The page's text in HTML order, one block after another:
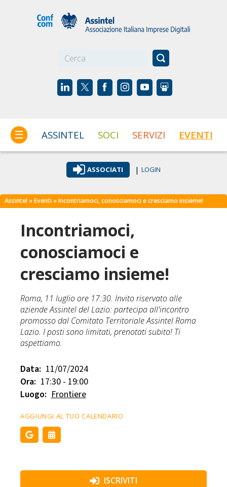
☰ ASSINTEL SOCI SERVIZI EVENTI
ASSOCIATI | LOGIN
Assintel »Eventi » Incontriamoci, conosciamoci e cresciamo insieme!
Incontriamoci,
conosciamoci e
cresciamo insieme!
Roma, 11 luglio ore 17:30. Invito riservato alle
aziende Assintel del Lazio: partecipa all'incontro
promosso dal Comitato Territoriale Assintel Roma
Lazio. I posti sono limitati, prenotati subito! Ti
aspettiamo.
Data: 11/07/2024
Ora: 17:30 - 19:00
Luogo: Frontiere
AGGIUNGI AL TUO CALENDARIO
ISCRIVITI